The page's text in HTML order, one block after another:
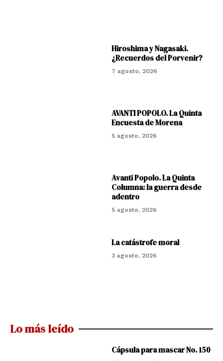
Hiroshima y Nagasaki.
¿Recuerdos del Porvenir?
7 agosto, 2026
AVANTI POPOLO. La Quinta
Encuesta de Morena
5 agosto, 2026
Avanti Popolo. La Quinta
Columna: la guerra desde
adentro
5 agosto, 2026
La catástrofe moral
3 agosto, 2026
Lo más leído
Cápsula para mascar No. 150